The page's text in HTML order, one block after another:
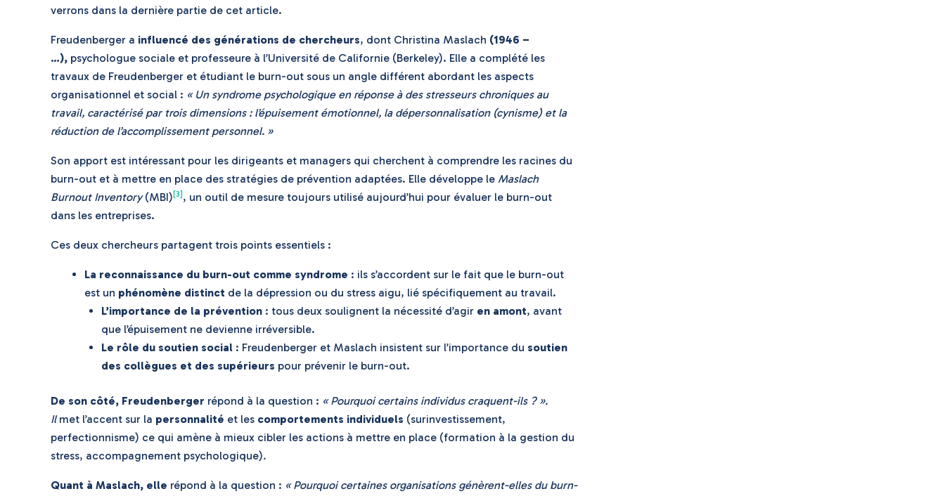
verrons dans la dernière partie de cet article.
Freudenberger a influencé des générations de chercheurs, dont Christina Maslach (1946 –
…), psychologue sociale et professeure à l’Université de Californie (Berkeley). Elle a complété les
travaux de Freudenberger et étudiant le burn-out sous un angle différent abordant les aspects
organisationnel et social : « Un syndrome psychologique en réponse à des stresseurs chroniques au
travail, caractérisé par trois dimensions : l’épuisement émotionnel, la dépersonnalisation (cynisme) et la
réduction de l’accomplissement personnel. »
Son apport est intéressant pour les dirigeants et managers qui cherchent à comprendre les racines du
burn-out et à mettre en place des stratégies de prévention adaptées. Elle développe le Maslach
Burnout Inventory(MBI) [3] , un outil de mesure toujours utilisé aujourd’hui pour évaluer le burn-out
dans les entreprises.
Ces deux chercheurs partagent trois points essentiels :
La reconnaissance du burn-out comme syndrome : ils s’accordent sur le fait que le burn-out
est un phénomène distinct de la dépression ou du stress aigu, lié spécifiquement au travail.
L’importance de la prévention : tous deux soulignent la nécessité d’agir en amont, avant
que l’épuisement ne devienne irréversible.
Le rôle du soutien social : Freudenberger et Maslach insistent sur l’importance du soutien
des collègues et des supérieurs pour prévenir le burn-out.
De son côté, Freudenberger répond à la question : « Pourquoi certains individus craquent-ils ? ».
Ilmet l’accent sur la personnalité et les comportements individuels (surinvestissement,
perfectionnisme) ce qui amène à mieux cibler les actions à mettre en place (formation à la gestion du
stress, accompagnement psychologique).
Quant à Maslach, elle répond à la question : « Pourquoi certaines organisations génèrent-elles du burn-